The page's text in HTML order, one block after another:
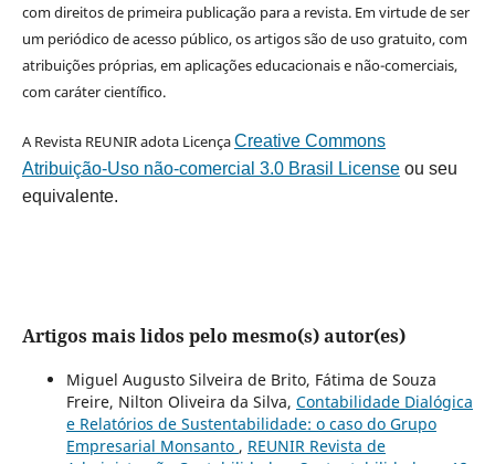
com direitos de primeira publicação para a revista. Em virtude de ser
um periódico de acesso público, os artigos são de uso gratuito, com
atribuições próprias, em aplicações educacionais e não-comerciais,
com caráter científico.
A Revista REUNIR adota LicençaCreative Commons
Atribuição-Uso não-comercial 3.0 Brasil Licenseou seu
equivalente.
Artigos mais lidos pelo mesmo(s) autor(es)
Miguel Augusto Silveira de Brito, Fátima de Souza
Freire, Nilton Oliveira da Silva, Contabilidade Dialógica
e Relatórios de Sustentabilidade: o caso do Grupo
Empresarial Monsanto , REUNIR Revista de